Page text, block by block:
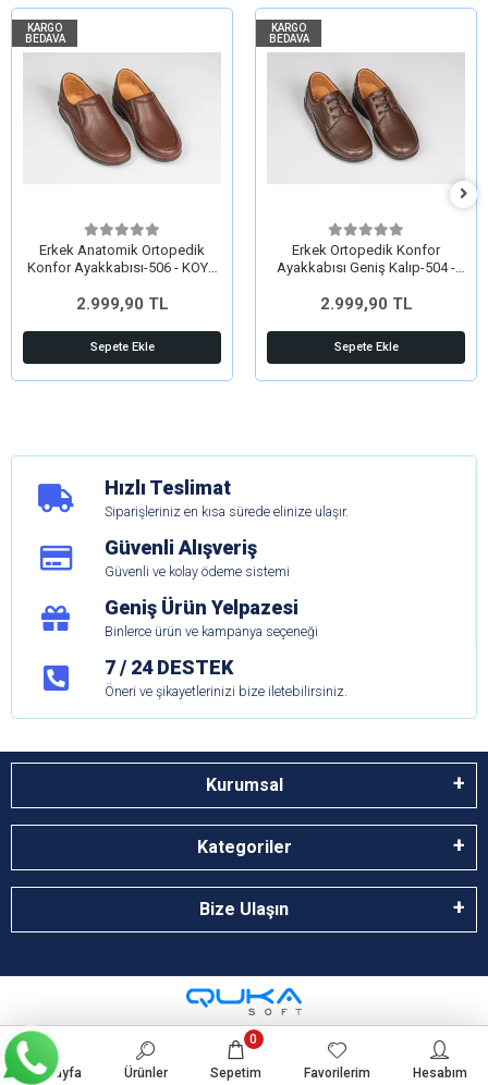
KARGO
BEDAVA
Erkek Anatomik Ortopedik
Konfor Ayakkabısı-506 - KOYU
2.999,90 TL
Sepete Ekle
KARGO
BEDAVA
Erkek Ortopedik Konfor
Ayakkabısı Geniş Kalıp-504 -
2.999,90 TL
Sepete Ekle
Hızlı Teslimat
Siparişleriniz en kısa sürede elinize ulaşır.
Güvenli Alışveriş
Güvenli ve kolay ödeme sistemi
Geniş Ürün Yelpazesi
Binlerce ürün ve kampanya seçeneği
7 / 24 DESTEK
Öneri ve şikayetlerinizi bize iletebilirsiniz.
Kurumsal
Kategoriler
Bize Ulaşın
Anasayfa Ürünler Sepetim
0
Favorilerim Hesabım